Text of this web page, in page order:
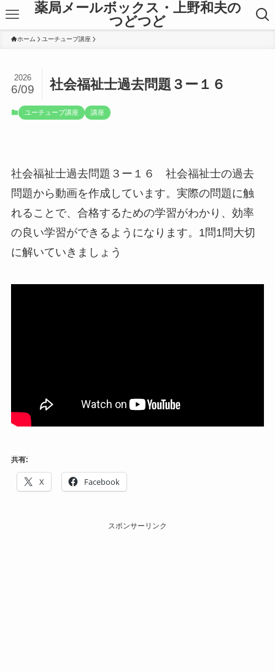
薬局メールボックス・上野和夫の
つどつど
ホーム ユーチューブ講座
社会福祉士過去問題３ー１６
2026
6/09
ユーチューブ講座 講座
社会福祉士過去問題３ー１６ 社会福祉士の過去
問題から動画を作成しています。実際の問題に触
れることで、合格するための学習がわかり、効率
の良い学習ができるようになります。1問1問大切
に解いていきましょう
共有:
X Facebook
スポンサーリンク